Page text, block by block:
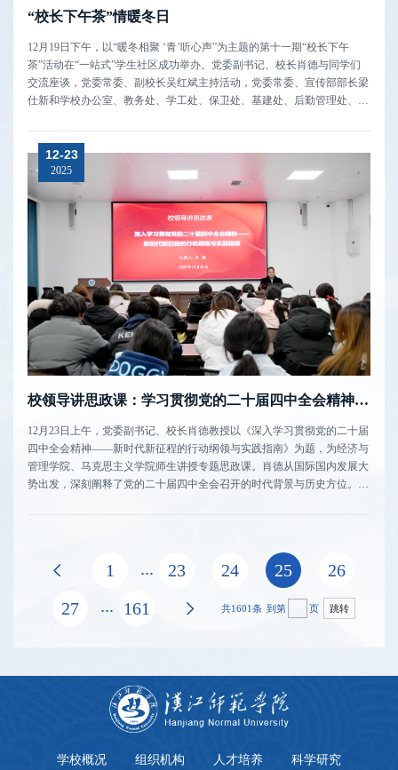
“校长下午茶”情暖冬日
12月19日下午，以“暖冬相聚 ‘青’听心声”为主题的第十一期“校长下午
茶”活动在“一站式”学生社区成功举办。党委副书记、校长肖德与同学们
交流座谈，党委常委、副校长吴红斌主持活动，党委常委、宣传部部长梁
仕新和学校办公室、教务处、学工处、保卫处、基建处、后勤管理处、校
学校今年...
12-23
2025
校领导讲思政课：学习贯彻党的二十届四中全会精神 挺膺担当民族复兴时代重任
12月23日上午，党委副书记、校长肖德教授以《深入学习贯彻党的二十届
四中全会精神——新时代新征程的行动纲领与实践指南》为题，为经济与
管理学院、马克思主义学院师生讲授专题思政课。肖德从国际国内发展大
势出发，深刻阐释了党的二十届四中全会召开的时代背景与历史方位。他
上页 1 ... 23 24 25
26
27
... 161 下页 共1601条 到第 页 跳转
学校概况 组织机构 人才培养
科学研究